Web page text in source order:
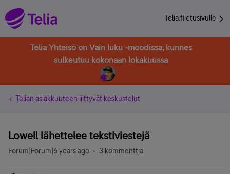
Telia.fi etusivulle
Telia Yhteisö on Vain luku -moodissa, kunnes
sulkeutuu kokonaan lokakuussa
Telian asiakkuuteen liittyvät keskustelut
Lowell lähettelee tekstiviestejä
Forum|Forum|6 years ago 3 kommenttia